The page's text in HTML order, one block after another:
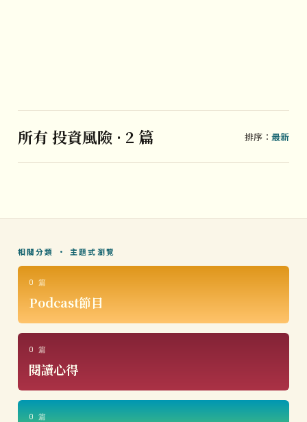
所有 投資風險 · 2 篇 排序：最新
相關分類 · 主題式瀏覽
0 篇
Podcast節目
0 篇
閱讀心得
0 篇